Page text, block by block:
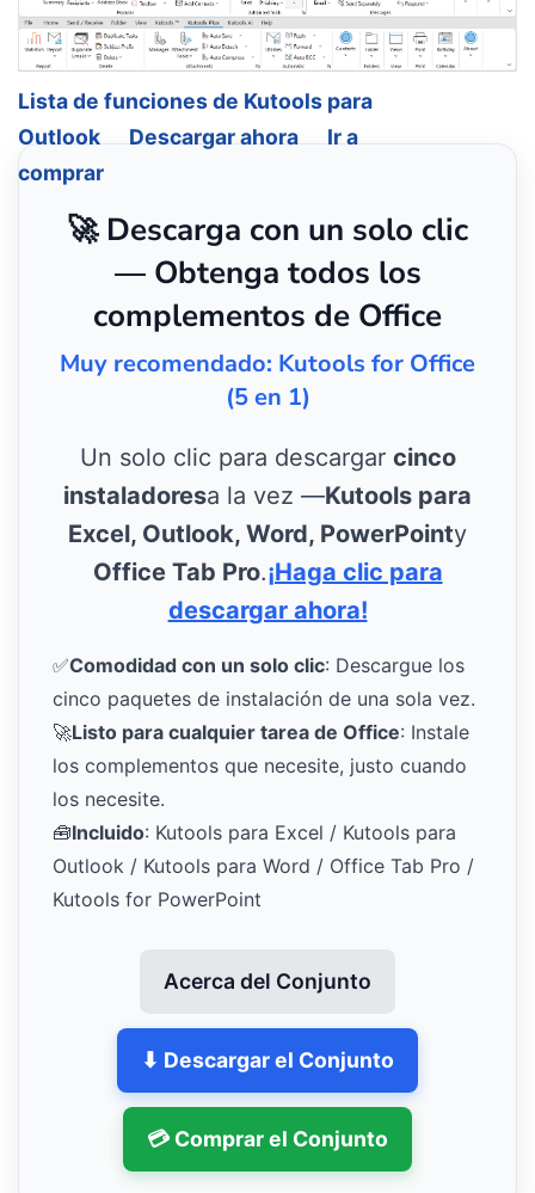
Lista de funciones de Kutools para
Outlook
Descargar ahora
Ir a
comprar
🚀 Descarga con un solo clic
— Obtenga todos los
complementos de Office
Muy recomendado: Kutools for Office
(5 en 1)
Un solo clic para descargar cinco
instaladoresa la vez —Kutools para
Excel, Outlook, Word, PowerPointy
Office Tab Pro.¡Haga clic para
descargar ahora!
✅Comodidad con un solo clic: Descargue los
cinco paquetes de instalación de una sola vez.
🚀Listo para cualquier tarea de Office: Instale
los complementos que necesite, justo cuando
los necesite.
🧰Incluido: Kutools para Excel / Kutools para
Outlook / Kutools para Word / Office Tab Pro /
Kutools for PowerPoint
Acerca del Conjunto
⬇ Descargar el Conjunto
💳 Comprar el Conjunto